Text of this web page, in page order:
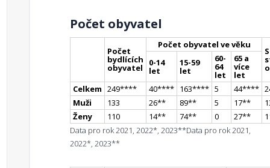
Počet obyvatel
Počet
bydlících
obyvatel
Počet obyvatel ve věku
0-14
let
15-59
let
60-
64
let
65 a
více
let
Celkem 249**** 40**** 163**** 5 44****
Muži
133 26** 89** 5 17**
Ženy
110 14** 74** 0 27**
Data pro rok 2021, 2022*, 2023**Data pro rok 2021,
2022*, 2023**